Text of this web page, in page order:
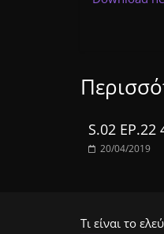
S.02 EP.22
20/04/2019
Τι είναι το